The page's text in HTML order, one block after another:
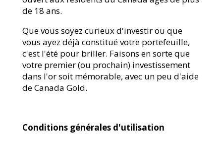
de 18 ans.
Que vous soyez curieux d'investir ou que
vous ayez déjà constitué votre portefeuille,
c'est l'été pour briller. Faisons en sorte que
votre premier (ou prochain) investissement
dans l'or soit mémorable, avec un peu d'aide
de Canada Gold.
Conditions générales d'utilisation